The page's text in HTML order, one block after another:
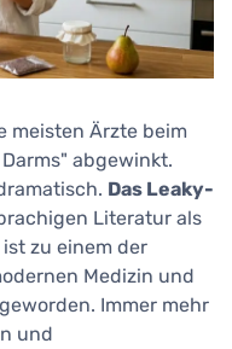
meisten Ärzte beim
abgewinkt.
Das Leaky-
Literatur als
zu einem der
Medizin und
Immer mehr
und